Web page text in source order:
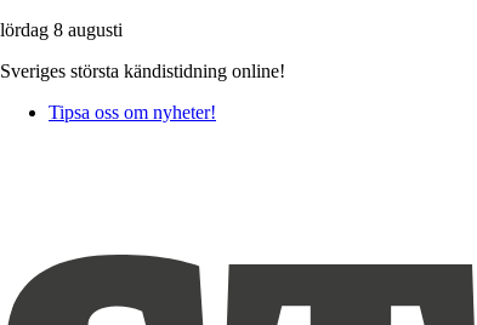
lördag 8 augusti
Sveriges största kändistidning online!
Tipsa oss om nyheter!